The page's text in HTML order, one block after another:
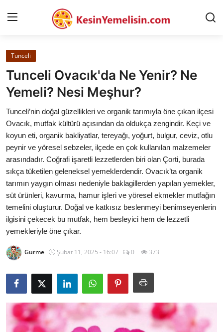
AnaSayfa
Gizlilik Sözleşmesi
Rüya Tabirleri
Diyet & Sağlıklı Beslenme
İletişim
Şehirler
Helal Gıda & Dini Hükümler
Gıda Güvenliği & Bilimi
Kalori & Diyet Rehberi
Mutfak Püf Noktaları & İpuçları
Mekan & Lezzet Rotaları
Temel Gıda ve Ürün Rehberleri
İçecek Kültürü & Barista
Tunceli
Tunceli Ovacık'da Ne Yenir? Ne
Yemeli? Nesi Meşhur?
Tunceli’nin doğal güzellikleri ve organik tarımıyla öne çıkan ilçesi
Ovacık, mutfak kültürü açısından da oldukça zengindir. Keçi ve
koyun eti, organik bakliyatlar, tereyağı, yoğurt, bulgur, ceviz, otlu
peynir ve yöresel sebzeler, ilçede en çok kullanılan malzemeler
arasındadır. Coğrafi işaretli lezzetlerden biri olan Çorti, burada
sıkça tüketilen geleneksel yemeklerdendir. Ovacık’ta organik
tarımın yaygın olması nedeniyle baklagillerden yapılan yemekler,
süt ürünleri, kavurma, hamur işleri ve yöresel ekmekler mutfağın
temelini oluşturur. Doğal ve katkısız beslenmeyi benimseyenlerin
ilgisini çekecek bu mutfak, hem besleyici hem de lezzetli
yemekleriyle öne çıkar.
Gurme Şubat 11, 2025 - 16:07 0 373